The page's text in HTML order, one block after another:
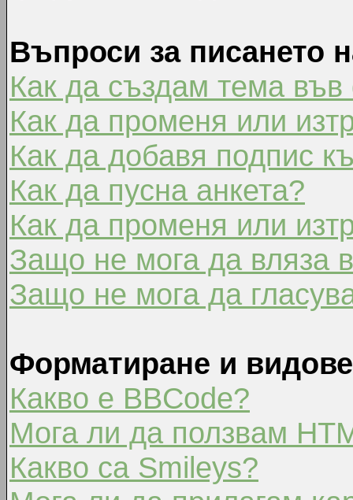
Въпроси за писането
Как да създам тема
Как да променя или
Как да добавя подпис
Как да пусна анкета?
Как да променя или
Защо не мога да вляза
Защо не мога да
Форматиране и
Какво е BBCode?
Мога ли да ползвам
Какво са Smileys?